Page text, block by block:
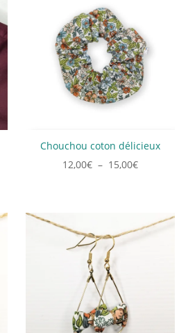
Chouchou coton délicieux
12,00€ – 15,00€Plage
12,00€